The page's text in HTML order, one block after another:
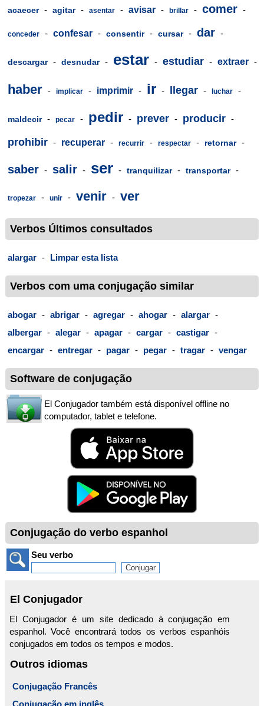
acaecer - agitar - asentar - avisar - brillar - comer -
conceder - confesar - consentir - cursar - dar -
descargar - desnudar - estar - estudiar - extraer -
haber - implicar - imprimir - ir - llegar - luchar -
maldecir - pecar - pedir - prever - producir -
prohibir - recuperar - recurrir - respectar - retornar -
saber - salir - ser - tranquilizar - transportar -
tropezar - unir - venir - ver
Verbos Últimos consultados
alargar - Limpar esta lista
Verbos com uma conjugação similar
abogar - abrigar - agregar - ahogar - alargar -
albergar - alegar - apagar - cargar - castigar -
encargar - entregar - pagar - pegar - tragar - vengar
Software de conjugação
El Conjugador também está disponível offline no
computador, tablet e telefone.
Conjugação do verbo espanhol
Seu verbo
El Conjugador
El Conjugador é um site dedicado à conjugação em
espanhol. Você encontrará todos os verbos espanhóis
conjugados em todos os tempos e modos.
Outros idiomas
Conjugação Francês